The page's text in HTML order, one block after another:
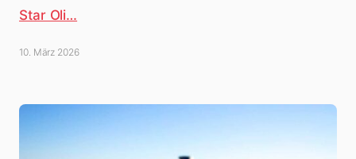
Star Oli…
10. März 2026